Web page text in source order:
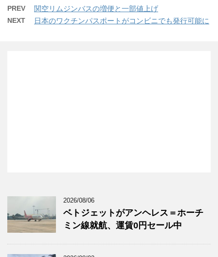
PREV 関空リムジンバスの増便と一部値上げ
NEXT 日本のワクチンパスポートがコンビニでも発行可能に
2026/08/06
ベトジェットがアンヘレス＝ホーチ
ミン線就航、運賃0円セール中